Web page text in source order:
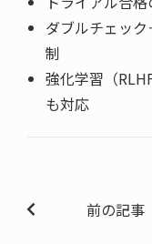
ダブルチェッ
制
強化学習（
も対応
前の記事